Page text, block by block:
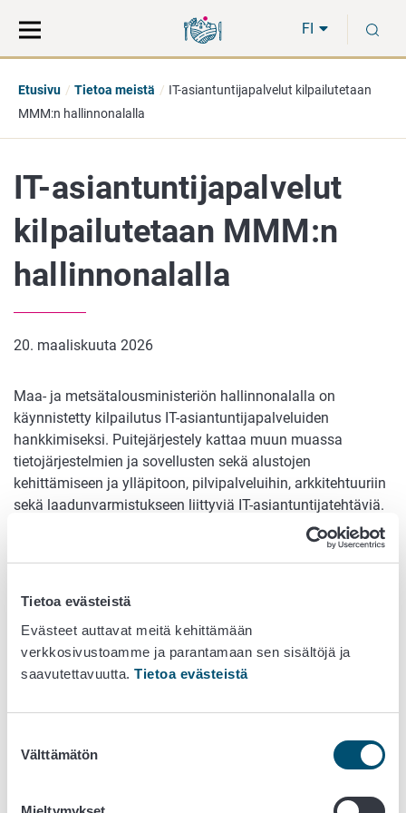
Tietoa evästeistä
Evästeet auttavat meitä kehittämään
verkkosivustoamme ja parantamaan sen sisältöjä ja
saavutettavuutta. Tietoa evästeistä
valinta
Välttämätön
suoraan
sisältöön
koko
sivuston
FI
Etusivu Tietoa meistä
IT-asiantuntijapalvelut kilpailutetaan
MMM:n hallinnonalalla
IT-asiantuntijapalvelut
kilpailutetaan MMM:n
hallinnonalalla
20. maaliskuuta 2026
Maa- ja metsätalousministeriön hallinnonalalla on
käynnistetty kilpailutus IT-asiantuntijapalveluiden
hankkimiseksi. Puitejärjestely kattaa muun muassa
tietojärjestelmien ja sovellusten sekä alustojen
kehittämiseen ja ylläpitoon, pilvipalveluihin, arkkitehtuuriin
sekä laadunvarmistukseen liittyviä IT-asiantuntijatehtäviä.
Ruokavirasto on kustannuksilla mitattuna puitejärjestelyn
suurin käyttäjä. Puitesopimuskauden arvosta
171 miljoonaa euroa. Kokonaisarvo on laskettu kuudelle
vuodelle.
Yhteishankinta on Ruokavirastolle keskeinen väline
kriittisiä tietojärjestelmiään pitkäjänteisesti, turvallisesti ja
”Tarvitsemme vahvaa ja monipuolista IT-asiantuntemusta